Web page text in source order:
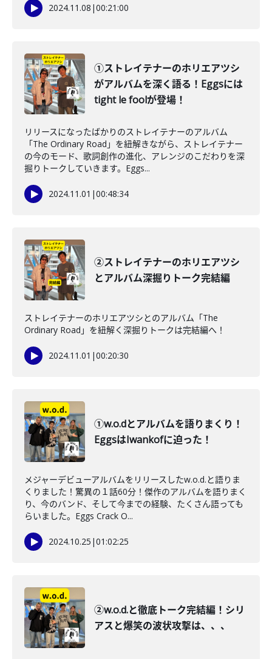
2024.11.08 |00:21:00
①ストレイテナーのホリエアツシ
がアルバムを深く語る！Eggsには
tight le foolが登場！
リリースになったばかりのストレイテナーのアルバム
「The Ordinary Road」を紐解きながら、ストレイテナー
の今のモード、歌詞創作の進化、アレンジのこだわりを深
掘りトークしていきます。Eggs...
2024.11.01 |00:48:34
②ストレイテナーのホリエアツシ
とアルバム深掘りトーク完結編
ストレイテナーのホリエアツシとのアルバム「The
Ordinary Road」を紐解く深掘りトークは完結編へ！
2024.11.01 |00:20:30
①w.o.dとアルバムを語りまくり！
EggsはIwankofに迫った！
メジャーデビューアルバムをリリースしたw.o.d.と語りま
くりました！驚異の１話60分！傑作のアルバムを語りまく
り、今のバンド、そして今までの経験、たくさん語っても
らいました。Eggs Crack O...
2024.10.25 |01:02:25
②w.o.d.と徹底トーク完結編！シリ
アスと爆笑の波状攻撃は、、、